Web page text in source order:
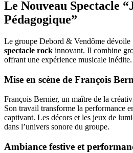
Le Nouveau Spectacle
Pédagogique”
Le groupe Debord & Vendôme dévoile
spectacle rock innovant. Il combine
offrant une expérience musicale inédite.
Mise en scène de François
François Bernier, un maître de la
Son travail transforme la performance
captivant. Les décors et les jeux de
dans l’univers sonore du groupe.
Ambiance festive et